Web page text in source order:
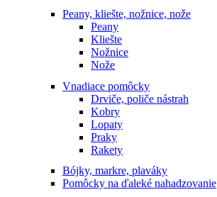
Peany, kliešte, nožnice, nože
Peany
Kliešte
Nožnice
Nože
Vnadiace pomôcky
Drviče, poliče nástrah
Kobry
Lopaty
Praky
Rakety
Bójky, markre, plaváky
Pomôcky na ďaleké nahadzovanie